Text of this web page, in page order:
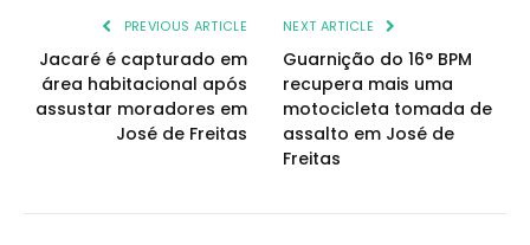
PREVIOUS ARTICLE
Jacaré é capturado em
área habitacional após
assustar moradores em
José de Freitas
NEXT ARTICLE
Guarnição do 16° BPM
recupera mais uma
motocicleta tomada de
assalto em José de
Freitas